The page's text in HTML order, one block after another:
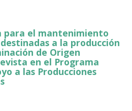
para el mantenimiento
a la producción
de Origen
en el Programa
a las Producciones